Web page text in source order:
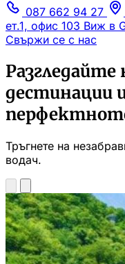
087 662 94 27
ет.1, офис 103 Виж в
Свържи се с нас
дестинации
Тръгнете на
водач.